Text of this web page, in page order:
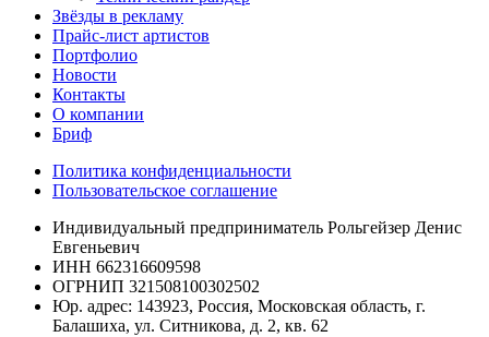
Звёзды в рекламу
Прайс-лист артистов
Портфолио
Новости
Контакты
О компании
Бриф
Политика конфиденциальности
Пользовательское соглашение
Индивидуальный предприниматель Рольгейзер Денис
Евгеньевич
ИНН 662316609598
ОГРНИП 321508100302502
Юр. адрес: 143923, Россия, Московская область, г.
Балашиха, ул. Ситникова, д. 2, кв. 62